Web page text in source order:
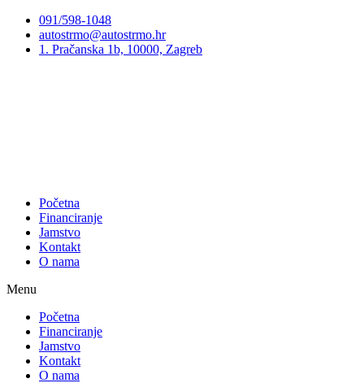
Preskoči
sadržaj
091/598-1048
autostrmo@autostrmo.hr
1. Pračanska 1b, 10000, Zagreb
Početna
Financiranje
Jamstvo
Kontakt
O nama
Menu
Početna
Financiranje
Jamstvo
Kontakt
O nama